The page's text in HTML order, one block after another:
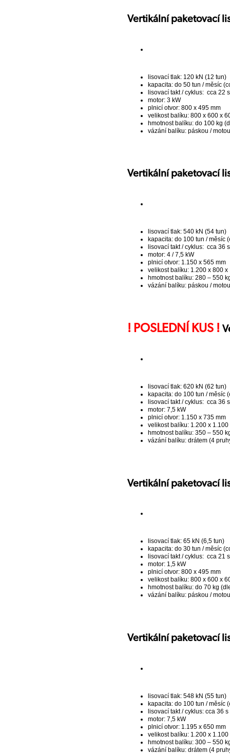
Vertikální paketovací
lisovací tlak: 120 kN (12 tun)
kapacita: do 50 tun / měsíc
lisovací takt / cyklus: cca 22 s
motor: 3 kW
plnicí otvor: 800 x 495 mm
velikost balíku: 800 x 600 x
hmotnost balíku: do 100 kg
vázání balíku: páskou /
Vertikální paketovací
lisovací tlak: 540 kN (54 tun)
kapacita: do 100 tun / měsíc
lisovací takt / cyklus: cca 36 s
motor: 4 / 7,5 kW
plnicí otvor: 1.150 x 565 mm
velikost balíku: 1.200 x 800
hmotnost balíku: 280 – 550
vázání balíku: páskou /
! POSLEDNÍ KUS !
lisovací tlak: 620 kN (62 tun)
kapacita: do 100 tun / měsíc
lisovací takt / cyklus: cca 36 s
motor: 7,5 kW
plnicí otvor: 1.150 x 735 mm
velikost balíku: 1.200 x
hmotnost balíku: 350 – 550
vázání balíku: drátem (4
Vertikální paketovací
lisovací tlak: 65 kN (6,5 tun)
kapacita: do 30 tun / měsíc
lisovací takt / cyklus: cca 21 s
motor: 1,5 kW
plnicí otvor: 800 x 495 mm
velikost balíku: 800 x 600 x
hmotnost balíku: do 70 kg
vázání balíku: páskou /
Vertikální paketovací lis
lisovací tlak: 548 kN (55 tun)
kapacita: do 100 tun / měsíc
lisovací takt / cyklus: cca 36 s
motor: 7,5 kW
plnicí otvor: 1.195 x 650 mm
velikost balíku: 1.200 x 1.100
hmotnost balíku: 300 – 550
vázání balíku: drátem (4